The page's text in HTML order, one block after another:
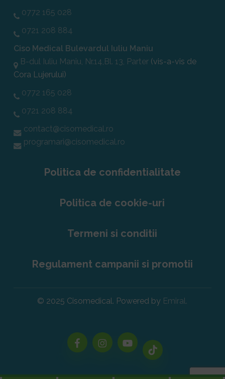
0772 165 028
0721 208 884
Ciso Medical Bulevardul Iuliu Maniu
B-dul Iuliu Maniu, Nr.14,Bl. 13, Parter (vis-a-vis de
Cora Lujerului)
0772 165 028
0721 208 884
contact@cisomedical.ro
programari@cisomedical.ro
Politica de confidentialitate
Politica de cookie-uri
Termeni si conditii
Regulament campanii si promotii
© 2025 Cisomedical. Powered by Emiral.